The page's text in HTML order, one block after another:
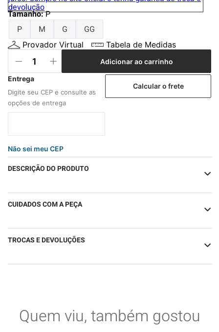
Tamanho:P
P
M G GG
Provador Virtual Tabela de Medidas
Adicionar ao carrinho
Não sei meu CEP
Calcular o frete
DESCRIÇÃO DO PRODUTO
CUIDADOS COM A PEÇA
TROCAS E DEVOLUÇÕES
Quem viu, também gostou